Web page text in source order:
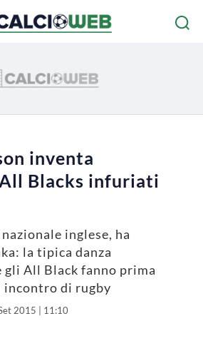
inventa
Blacks infuriati
inglese, ha
la tipica danza
All Black fanno prima
di rugby
2015 | 11:10